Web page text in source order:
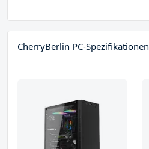
CherryBerlin PC-Spezifikationen